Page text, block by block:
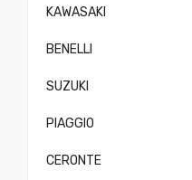
KAWASAKI
BENELLI
SUZUKI
PIAGGIO
CERONTE